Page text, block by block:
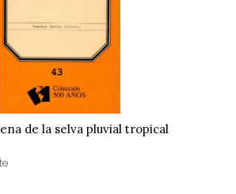
de la selva pluvial tropical